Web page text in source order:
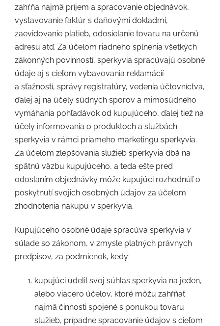
zahŕňa najmä príjem a spracovanie objednávok,
vystavovanie faktúr s daňovými dokladmi,
zaevidovanie platieb, odosielanie tovaru na určenú
adresu atď. Za účelom riadneho splnenia všetkých
zákonných povinností, sperkyvia spracúvajú osobné
údaje aj s cieľom vybavovania reklamácií
a sťažností, správy registratúry, vedenia účtovníctva,
ďalej aj na účely súdnych sporov a mimosúdneho
vymáhania pohľadávok od kupujúceho, ďalej tiež na
účely informovania o produktoch a službách
sperkyvia v rámci priameho marketingu sperkyvia.
Za účelom zlepšovania služieb sperkyvia dbá na
spätnú väzbu kupujúceho, a teda ešte pred
odoslaním objednávky môže kupujúci rozhodnúť o
poskytnutí svojich osobných údajov za účelom
zhodnotenia nákupu v sperkyvia.
Kupujúceho osobné údaje spracúva sperkyvia v
súlade so zákonom, v zmysle platných právnych
predpisov, za podmienok, kedy:
kupujúci udelil svoj súhlas sperkyvia na jeden,
alebo viacero účelov, ktoré môžu zahŕňať
najmä činnosti spojené s ponukou tovaru
služieb, prípadne spracovanie údajov s cieľom